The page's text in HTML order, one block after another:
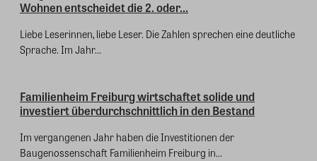
Wohnen entscheidet die 2. oder...
Liebe Leserinnen, liebe Leser. Die Zahlen sprechen eine deutliche
Sprache. Im Jahr...
Familienheim Freiburg wirtschaftet solide und
investiert überdurchschnittlich in den Bestand
Im vergangenen Jahr haben die Investitionen der
Baugenossenschaft Familienheim Freiburg in...